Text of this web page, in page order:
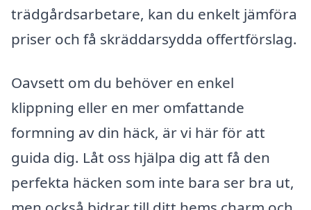
trädgårdsarbetare, kan du enkelt jämföra
priser och få skräddarsydda offertförslag.
Oavsett om du behöver en enkel
klippning eller en mer omfattande
formning av din häck, är vi här för att
guida dig. Låt oss hjälpa dig att få den
perfekta häcken som inte bara ser bra ut,